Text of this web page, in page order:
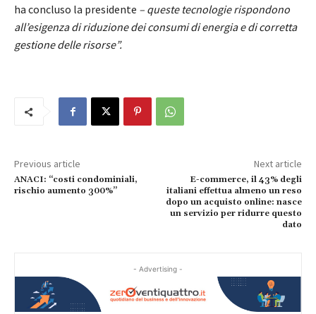
ha concluso la presidente – queste tecnologie rispondono
all’esigenza di riduzione dei consumi di energia e di corretta
gestione delle risorse”.
Previous article
ANACI: “costi condominiali,
rischio aumento 300%”
Next article
E-commerce, il 43% degli
italiani effettua almeno un reso
dopo un acquisto online: nasce
un servizio per ridurre questo
dato
- Advertising -